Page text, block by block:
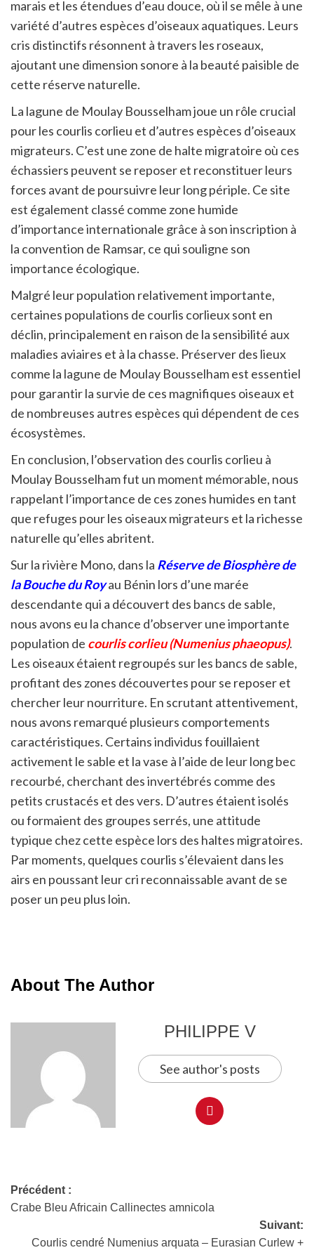
marais et les étendues d’eau douce, où il se mêle à une
variété d’autres espèces d’oiseaux aquatiques. Leurs
cris distinctifs résonnent à travers les roseaux,
ajoutant une dimension sonore à la beauté paisible de
cette réserve naturelle.
La lagune de Moulay Bousselham joue un rôle crucial
pour les courlis corlieu et d’autres espèces d’oiseaux
migrateurs. C’est une zone de halte migratoire où ces
échassiers peuvent se reposer et reconstituer leurs
forces avant de poursuivre leur long périple. Ce site
est également classé comme zone humide
d’importance internationale grâce à son inscription à
la convention de Ramsar, ce qui souligne son
importance écologique.
Malgré leur population relativement importante,
certaines populations de courlis corlieux sont en
déclin, principalement en raison de la sensibilité aux
maladies aviaires et à la chasse. Préserver des lieux
comme la lagune de Moulay Bousselham est essentiel
pour garantir la survie de ces magnifiques oiseaux et
de nombreuses autres espèces qui dépendent de ces
écosystèmes.
En conclusion, l’observation des courlis corlieu à
Moulay Bousselham fut un moment mémorable, nous
rappelant l’importance de ces zones humides en tant
que refuges pour les oiseaux migrateurs et la richesse
naturelle qu’elles abritent.
Sur la rivière Mono, dans la Réserve de Biosphère de
la Bouche du Royau Bénin lors d’une marée
descendante qui a découvert des bancs de sable,
nous avons eu la chance d’observer une importante
population de courlis corlieu (Numenius phaeopus).
Les oiseaux étaient regroupés sur les bancs de sable,
profitant des zones découvertes pour se reposer et
chercher leur nourriture. En scrutant attentivement,
nous avons remarqué plusieurs comportements
caractéristiques. Certains individus fouillaient
activement le sable et la vase à l’aide de leur long bec
recourbé, cherchant des invertébrés comme des
petits crustacés et des vers. D’autres étaient isolés
ou formaient des groupes serrés, une attitude
typique chez cette espèce lors des haltes migratoires.
Par moments, quelques courlis s’élevaient dans les
airs en poussant leur cri reconnaissable avant de se
poser un peu plus loin.
About The Author
PHILIPPE V
See author's posts
Précédent :
Crabe Bleu Africain Callinectes amnicola
Suivant:
Courlis cendré Numenius arquata – Eurasian Curlew +